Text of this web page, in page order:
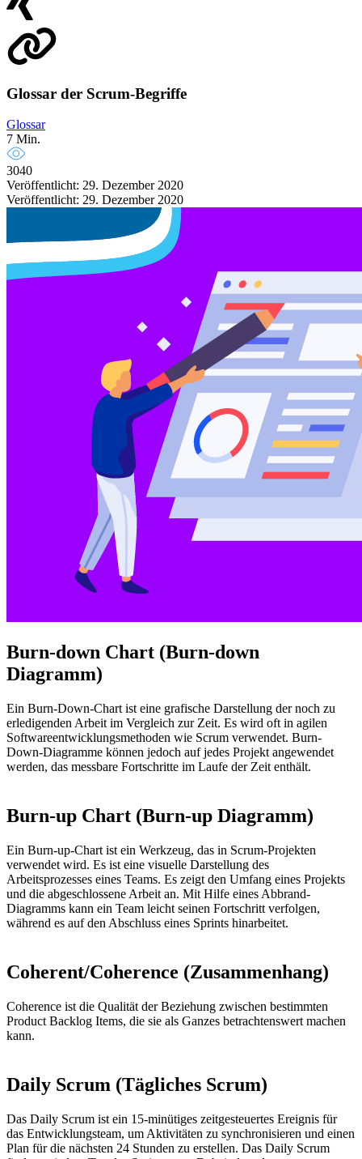
Glossar der Scrum-Begriffe
Glossar
7 Min.
3040
Veröffentlicht: 29. Dezember 2020
Veröffentlicht: 29. Dezember 2020
Burn-down Chart (Burn-down
Diagramm)
Ein Burn-Down-Chart ist eine grafische Darstellung der noch zu
erledigenden Arbeit im Vergleich zur Zeit. Es wird oft in agilen
Softwareentwicklungsmethoden wie Scrum verwendet. Burn-
Down-Diagramme können jedoch auf jedes Projekt angewendet
werden, das messbare Fortschritte im Laufe der Zeit enthält.
Burn-up Chart (Burn-up Diagramm)
Ein Burn-up-Chart ist ein Werkzeug, das in Scrum-Projekten
verwendet wird. Es ist eine visuelle Darstellung des
Arbeitsprozesses eines Teams. Es zeigt den Umfang eines Projekts
und die abgeschlossene Arbeit an. Mit Hilfe eines Abbrand-
Diagramms kann ein Team leicht seinen Fortschritt verfolgen,
während es auf den Abschluss eines Sprints hinarbeitet.
Coherent/Coherence (Zusammenhang)
Coherence ist die Qualität der Beziehung zwischen bestimmten
Product Backlog Items, die sie als Ganzes betrachtenswert machen
kann.
Daily Scrum (Tägliches Scrum)
Das Daily Scrum ist ein 15-minütiges zeitgesteuertes Ereignis für
das Entwicklungsteam, um Aktivitäten zu synchronisieren und einen
Plan für die nächsten 24 Stunden zu erstellen. Das Daily Scrum